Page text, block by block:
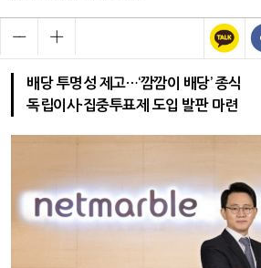
배당 투명성 제고…‘깜깜이 배당’ 종식
독립이사·집중투표제 도입 발판 마련